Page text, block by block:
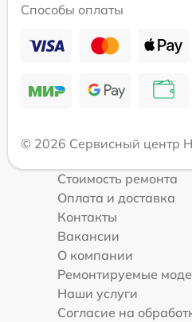
Способы оплаты
© 2026 Сервисный центр
Стоимость ремонта
Оплата и доставка
Контакты
Вакансии
О компании
Ремонтируемые
Наши услуги
Согласие на